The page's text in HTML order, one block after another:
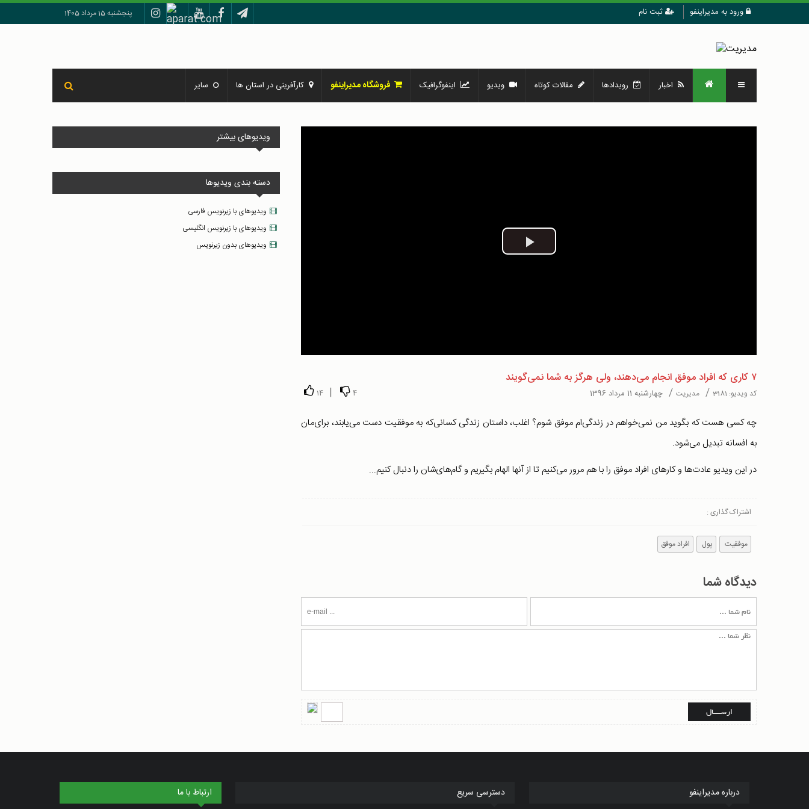
ورود به مدیراینفو ثبت نام پنجشنبه 15 مرداد 1405
اخبار رویدادها مقالات کوتاه ویدیو اینفوگرافیک فروشگاه مدیراینفو کارآفرینی در استان ها سایر
Play
4
|
14
۷ کاری که افراد موفق انجام می‌دهند، ولی هرگز به شما نمی‌گویند
کد ویدیو: 3181
/ مدیریت / چهارشنبه 11 مرداد 1396
چه کسی هست که بگوید من نمی‌خواهم در زندگی‌ام موفق شوم؟ اغلب، داستان زندگی کسانی‌که به موفقیت دست‌ می‌یابند، برای‌مان
به افسانه تبدیل می‌شود.
در این ویدیو عادت‌ها و کارهای افراد موفق را با هم مرور می‌کنیم تا از آنها الهام بگیریم و گام‌های‌شان را دنبال کنیم...
اشتراک گذاری :
موفقیت پول افراد موفق
دیدگاه شما
ویدیوهای بیشتر
دسته بندی ویدیوها
ویدیوهای با زیرنویس فارسی
ویدیوهای با زیرنویس انگلیسی
ویدیوهای بدون زیرنویس
درباره مدیراینفو دسترسی سریع ارتباط با ما